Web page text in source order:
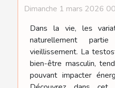
Dimanche 1 mars 2026
Dans la vie, les
naturellement
vieillissement. La
bien-être masculin,
pouvant impacter